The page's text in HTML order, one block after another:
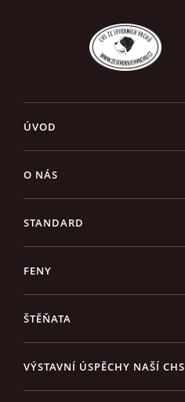
ÚVOD
O NÁS
STANDARD
FENY
ŠTĚŇATA
VÝSTAVNÍ ÚSPĚCHY NAŠÍ CHS